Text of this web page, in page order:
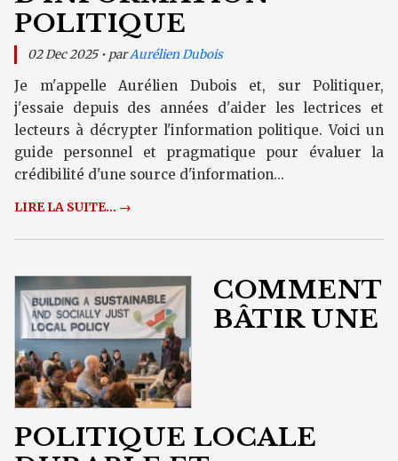
POLITIQUE
02 Dec 2025 • parAurélien Dubois
Je m'appelle Aurélien Dubois et, sur Politiquer,
j'essaie depuis des années d'aider les lectrices et
lecteurs à décrypter l'information politique. Voici un
guide personnel et pragmatique pour évaluer la
crédibilité d'une source d'information...
LIRE LA SUITE... →
COMMENT
BÂTIR UNE
POLITIQUE LOCALE